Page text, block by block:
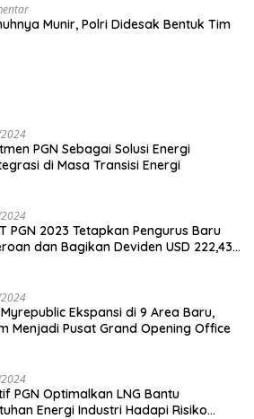
Munir, Polri Didesak Bentuk Tim
PGN Sebagai Solusi Energi
di Masa Transisi Energi
PGN 2023 Tetapkan Pengurus Baru
dan Bagikan Deviden USD 222,43
Ekspansi di 9 Area Baru,
Menjadi Pusat Grand Opening Office
PGN Optimalkan LNG Bantu
Energi Industri Hadapi Risiko